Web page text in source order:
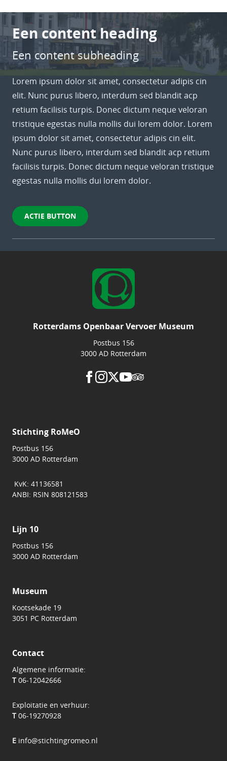
Een content heading
Een content subheading
Lorem ipsum dolor sit amet, consectetur adipis cin
elit. Nunc purus libero, interdum sed blandit acp
retium facilisis turpis. Donec dictum neque veloran
tristique egestas nulla mollis dui lorem dolor. Lorem
ipsum dolor sit amet, consectetur adipis cin elit.
Nunc purus libero, interdum sed blandit acp retium
facilisis turpis. Donec dictum neque veloran tristique
egestas nulla mollis dui lorem dolor.
ACTIE BUTTON
Rotterdams Openbaar Vervoer Museum
Postbus 156
3000 AD Rotterdam
Stichting RoMeO
Postbus 156
3000 AD Rotterdam
KvK: 41136581
ANBI: RSIN 808121583
Lijn 10
Postbus 156
3000 AD Rotterdam
Museum
Kootsekade 19
3051 PC Rotterdam
Contact
Algemene informatie:
T06-12042666
Exploitatie en verhuur:
T06-19270928
E info@stichtingromeo.nl